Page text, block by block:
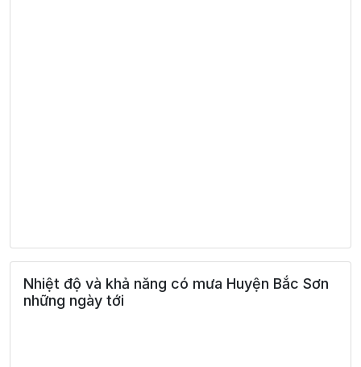
Nhiệt độ và khả năng có mưa Huyện Bắc Sơn
những ngày tới